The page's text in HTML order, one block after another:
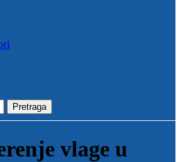
Pretraga
vlage u